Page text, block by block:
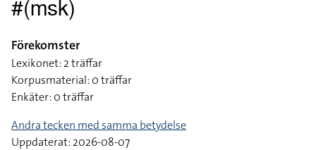
#(msk)
Förekomster
Lexikonet: 2 träffar
Korpusmaterial: 0 träffar
Enkäter: 0 träffar
Andra tecken med samma betydelse
Uppdaterat: 2026-08-07